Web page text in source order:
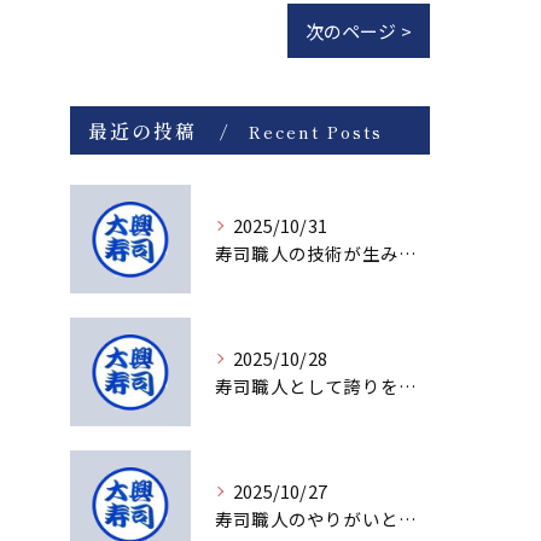
次のページ >
最近の投稿 Recent Posts
2025/10/31
寿司職人の技術が生み出す感動の瞬間
2025/10/28
寿司職人として誇りを持てる理由とは
2025/10/27
寿司職人のやりがいと未来への成長ストーリー